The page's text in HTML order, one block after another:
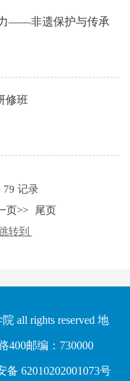
——非遗保护与传承
修班
79 记录
页>>
尾页
转到
all rights reserved 地
400邮编：730000
备 62010202001073号